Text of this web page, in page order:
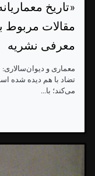
«تاریخ
مقالات مربوط
معرفی نشریه‌
معماری و دیوان‌سالاری:
تضاد با هم دیده شده
می‌کند؛ با...